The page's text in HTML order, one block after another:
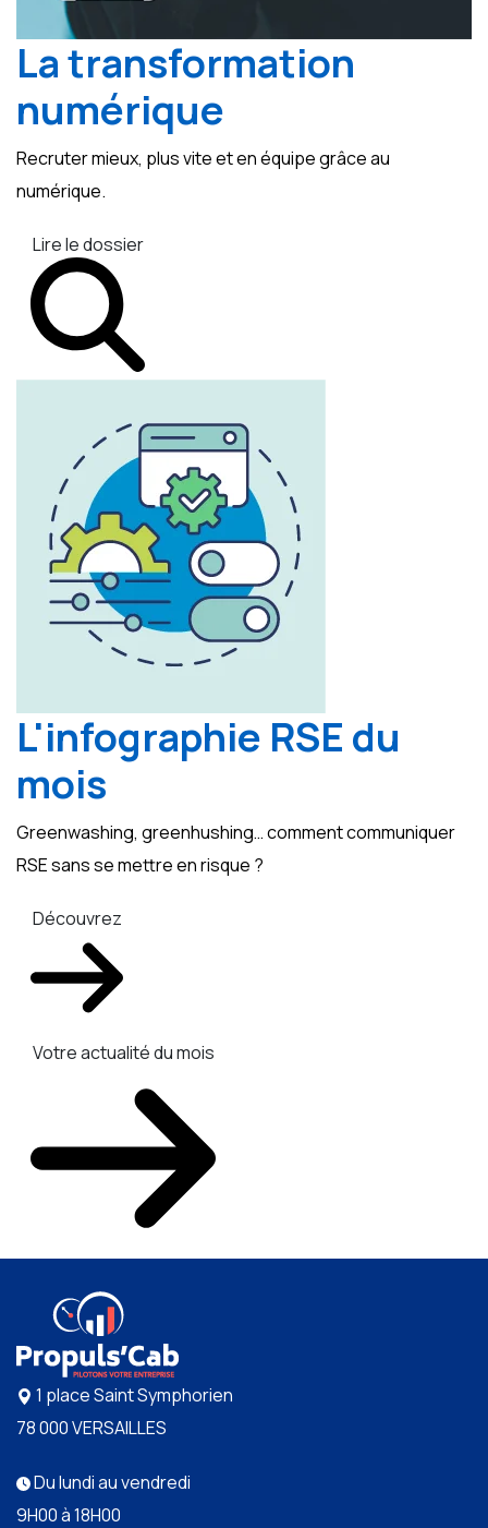
La transformation
numérique
Recruter mieux, plus vite et en équipe grâce au
numérique.
Lire le dossier
L'infographie RSE du
mois
Greenwashing, greenhushing… comment communiquer
RSE sans se mettre en risque ?
Découvrez
Votre actualité du mois
1 place Saint Symphorien
78 000 VERSAILLES
Du lundi au vendredi
9H00 à 18H00